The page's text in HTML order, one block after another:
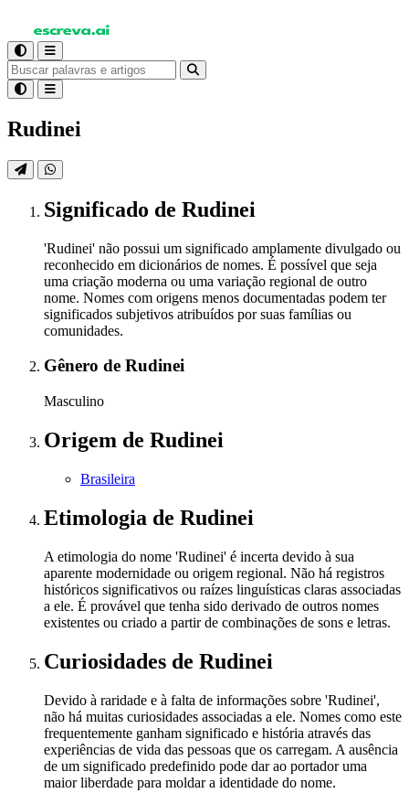
Rudinei
Significado de Rudinei
'Rudinei' não possui um significado amplamente divulgado ou
reconhecido em dicionários de nomes. É possível que seja
uma criação moderna ou uma variação regional de outro
nome. Nomes com origens menos documentadas podem ter
significados subjetivos atribuídos por suas famílias ou
comunidades.
Gênero de Rudinei
Masculino
Origem de Rudinei
Brasileira
Etimologia de Rudinei
A etimologia do nome 'Rudinei' é incerta devido à sua
aparente modernidade ou origem regional. Não há registros
históricos significativos ou raízes linguísticas claras associadas
a ele. É provável que tenha sido derivado de outros nomes
existentes ou criado a partir de combinações de sons e letras.
Curiosidades de Rudinei
Devido à raridade e à falta de informações sobre 'Rudinei',
não há muitas curiosidades associadas a ele. Nomes como este
frequentemente ganham significado e história através das
experiências de vida das pessoas que os carregam. A ausência
de um significado predefinido pode dar ao portador uma
maior liberdade para moldar a identidade do nome.